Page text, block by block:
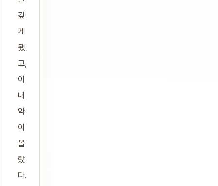
갖
게
됐
고,
이
내
약
이
올
랐
다.